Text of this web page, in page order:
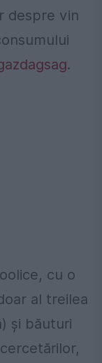
despre vin
.
cu o
al treilea
și băuturi